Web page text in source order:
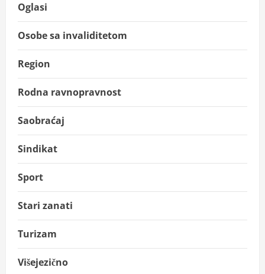
Oglasi
Osobe sa invaliditetom
Region
Rodna ravnopravnost
Saobraćaj
Sindikat
Sport
Stari zanati
Turizam
Višejezično